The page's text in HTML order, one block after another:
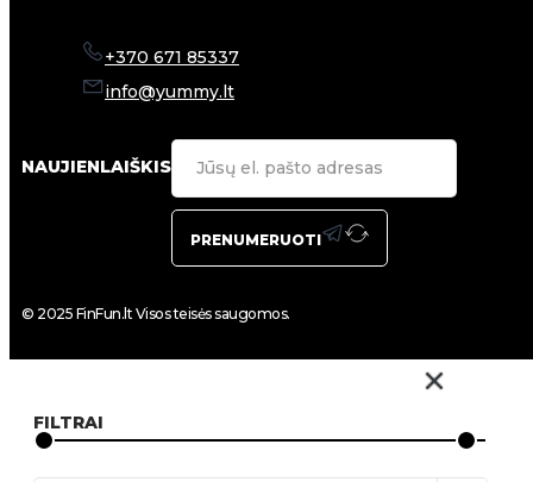
+370 671 85337
info@yummy.lt
NAUJIENLAIŠKIS
PRENUMERUOTI
© 2025 FinFun.lt Visos teisės saugomos.
FILTRAI